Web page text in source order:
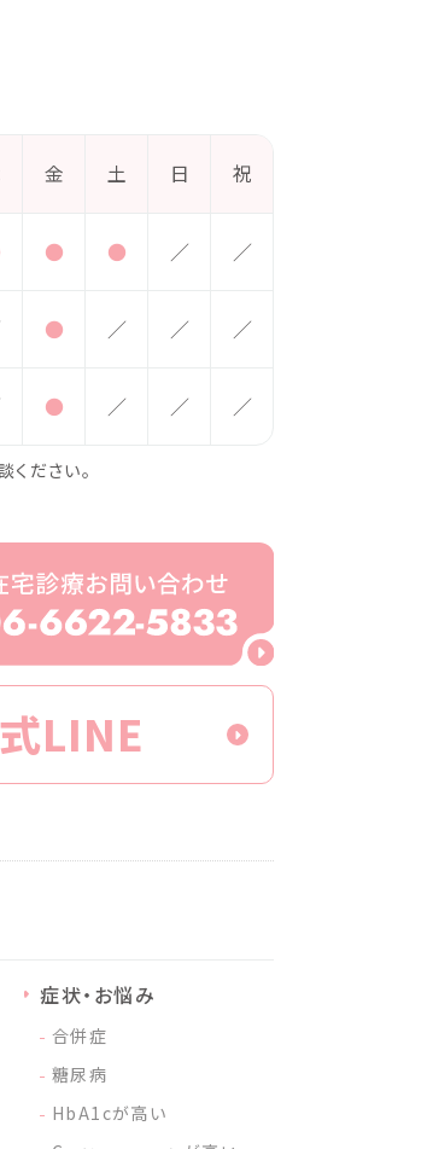
金 土 日 祝
● ● ／ ／
● ／ ／ ／
● ／ ／ ／
ださい。
LINE
症状・お悩み
合併症
糖尿病
HbA1cが⾼い